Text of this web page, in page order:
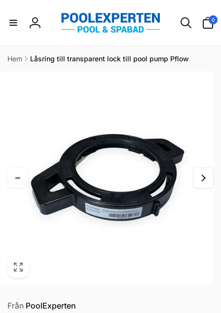
innehåll
Logga
0
artiklar
Hem
Låsring till transparent lock till pool pump Pflow
Från PoolExperten